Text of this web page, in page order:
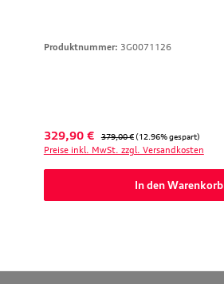
Produktnummer: 3G0071126
Verkaufspreis:
329,90 € Regulärer Preis:
379,00 € (12.96% gespart)
Preise inkl. MwSt. zzgl. Versandkosten
In den Warenkorb